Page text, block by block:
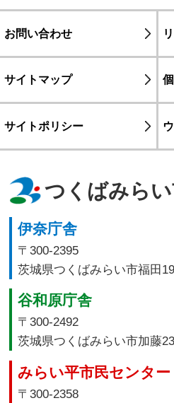
お問い合わせ
サイトマップ
サイトポリシー
つくばみら
伊奈庁舎
〒300-2395
茨城県つくばみらい市福田
谷和原庁舎
〒300-2492
茨城県つくばみらい市加藤
みらい平市民センター
〒300-2358